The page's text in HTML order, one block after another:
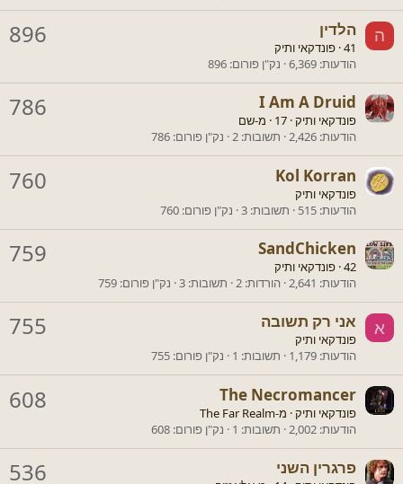
ה 896 הלדין
פונדקאי ותיק ·41
הודעות 6,369 נק"ן פורום 896
786 I Am A Druid
פונדקאי ותיק·
· מ-שם
הודעות 2,426 תשובות 2 נק"ן פורום 786
760 Kol Korran
פונדקאי ותיק
הודעות 515 תשובות 3 נק"ן פורום 760
759 SandChicken
פונדקאי ותיק ·42
הודעות 2,641 הורדות 2 תשובות 3 נק"ן פורום 759
א 755 אני רק תשובה
פונדקאי ותיק
הודעות 1,179 תשובות 1 נק"ן פורום 755
608 The Necromancer
פונדקאי ותיק· מ-The Far Realm
הודעות 2,002 תשובות 1 נק"ן פורום 608
536 פרגרין השני